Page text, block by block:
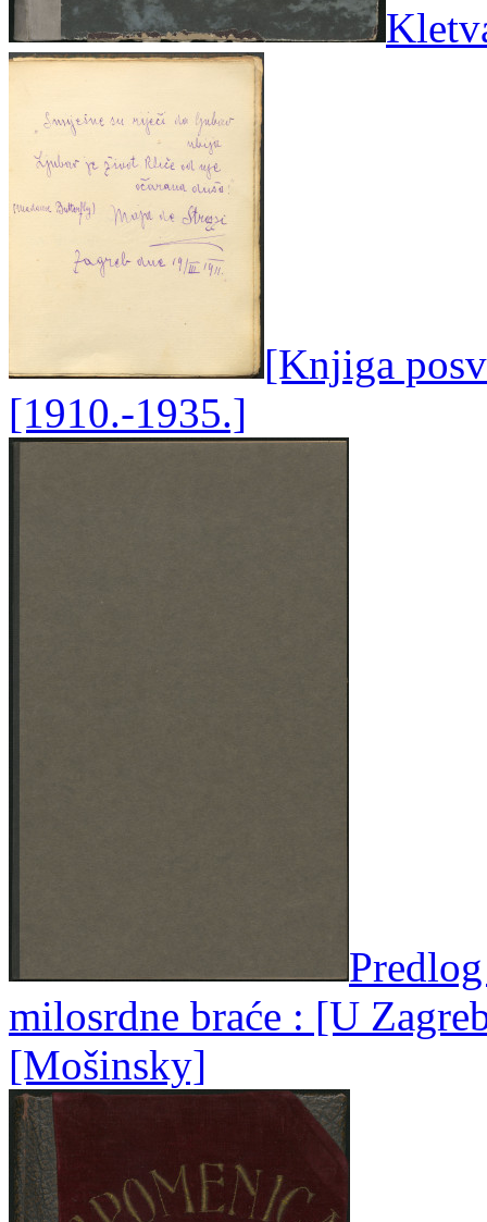
[Knjiga
[1910.-1935.]
milosrdne braće : [U
[Mošinsky]